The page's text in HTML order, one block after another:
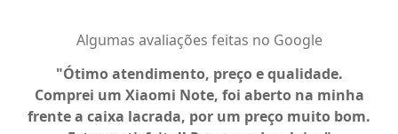
Algumas avaliações feitas no Google
Ótimo atendimento, preço e qualidade.
Comprei um Xiaomi Note, foi aberto na minha
frente a caixa lacrada, por um preço muito bom.